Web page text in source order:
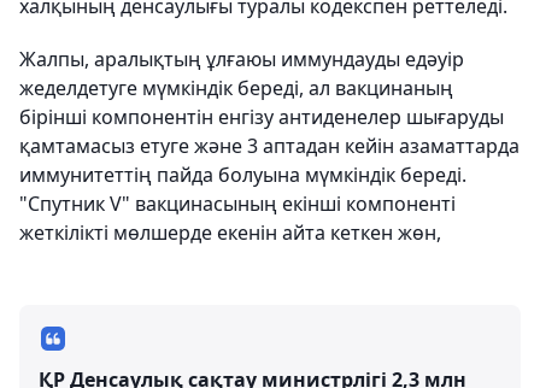
халқының денсаулығы туралы кодекспен реттеледі.
Жалпы, аралықтың ұлғаюы иммундауды едәуір
жеделдетуге мүмкіндік береді, ал вакцинаның
бірінші компонентін енгізу антиденелер шығаруды
қамтамасыз етуге және 3 аптадан кейін азаматтарда
иммунитеттің пайда болуына мүмкіндік береді.
"Спутник V" вакцинасының екінші компоненті
жеткілікті мөлшерде екенін айта кеткен жөн,
ҚР Денсаулық сақтау министрлігі 2,3 млн